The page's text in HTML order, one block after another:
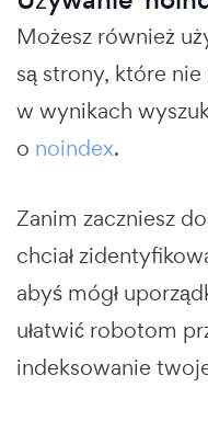
Możesz również
są strony, które nie
w wynikach
o noindex.
Zanim zaczniesz
chciał
abyś mógł
ułatwić robotom
indeksowanie